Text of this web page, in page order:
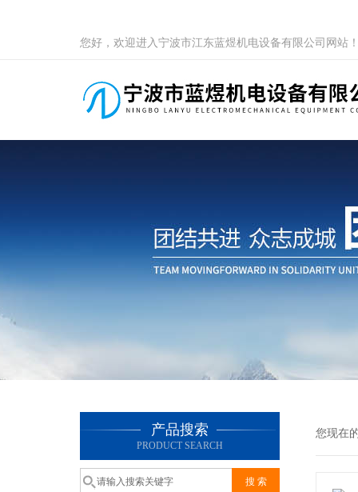
您好，欢迎进入宁波市江东蓝煜机电设备有限公司网站
产品搜索
PRODUCT SEARCH
您现在